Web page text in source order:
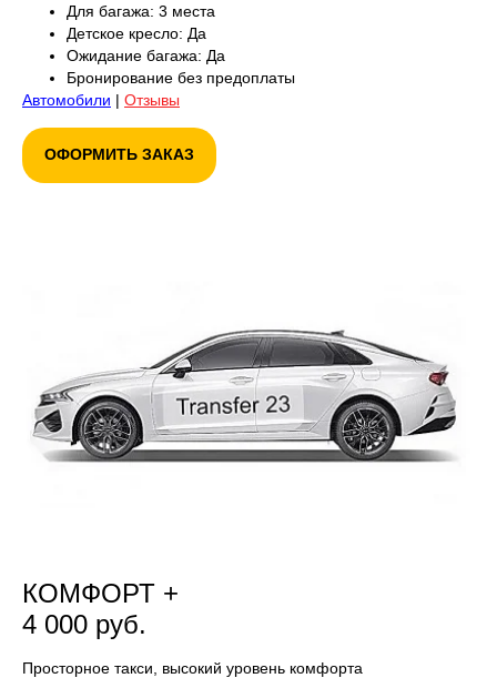
Для багажа: 3 места
Детское кресло: Да
Ожидание багажа: Да
Бронирование без предоплаты
Автомобили | Отзывы
ОФОРМИТЬ ЗАКАЗ
КОМФОРТ +
4 000 руб.
Просторное такси, высокий уровень комфорта